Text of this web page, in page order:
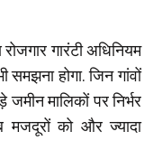
रोजगार गारंटी अधिनियम
होगा. जिन गांवों
मालिकों पर निर्भर
मजदूरों को और ज्यादा